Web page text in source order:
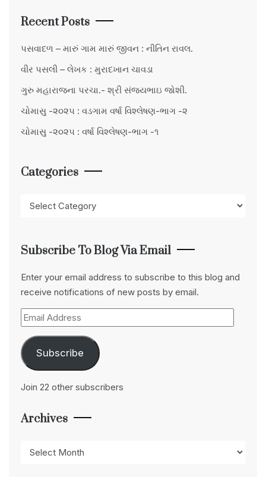
Recent Posts
પસવાદળ – મારું ગામ મારું જીવન : નીતિન રાવલ.
વીર પસલી – લેખક : મુરાદખાન ચાવડા
ગુરુ મહારાજના પરચા.- શ્રી સંજયભાઇ જોશી.
ચોમાસુ -૨૦૨૫ : વડગામ વર્ષા વિશ્લેષણ-ભાગ -૨
ચોમાસુ -૨૦૨૫ : વર્ષા વિશ્લેષણ-ભાગ -૧
Categories
Subscribe To Blog Via Email
Enter your email address to subscribe to this blog and
receive notifications of new posts by email.
Email
Address
Subscribe
Join 22 other subscribers
Archives